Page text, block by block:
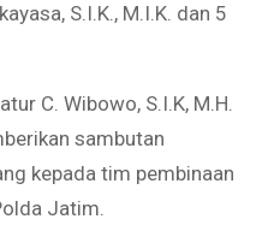
S.I.K., M.I.K. dan 5
C. Wibowo, S.I.K, M.H.
sambutan
kepada tim pembinaan
Jatim.